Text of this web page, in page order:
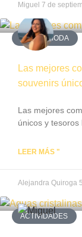
Miguel 7 de
ARTE Y MODA
Las mejores
souvenirs
Las mejores
únicos y
LEER MÁS "
Alejandra Quiroga
ACTIVIDADES